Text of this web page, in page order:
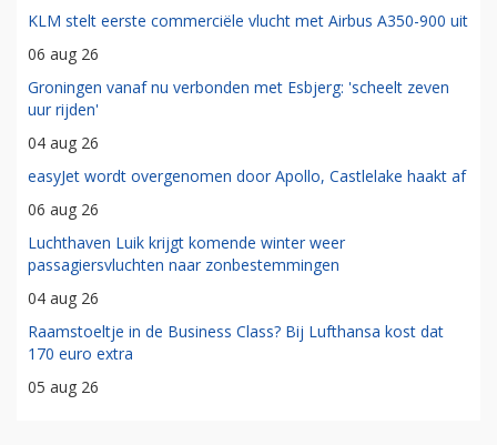
KLM stelt eerste commerciële vlucht met Airbus A350-900 uit
06 aug 26
Groningen vanaf nu verbonden met Esbjerg: 'scheelt zeven
uur rijden'
04 aug 26
easyJet wordt overgenomen door Apollo, Castlelake haakt af
06 aug 26
Luchthaven Luik krijgt komende winter weer
passagiersvluchten naar zonbestemmingen
04 aug 26
Raamstoeltje in de Business Class? Bij Lufthansa kost dat
170 euro extra
05 aug 26